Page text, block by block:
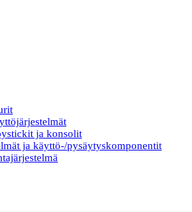
ja konsolit
ja käyttö-/pysäytyskomponentit